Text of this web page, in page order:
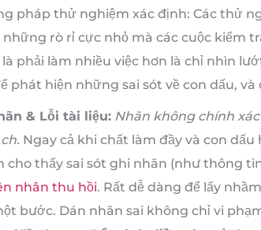
pháp thử nghiệm xác định: Các thử
rò rỉ cực nhỏ mà các cuộc kiểm
phải làm nhiều việc hơn là chỉ nhìn
phát hiện những sai sót về con dấu,
& Lỗi tài liệu: Nhãn không chính
Ngay cả khi chất làm đầy và con
cho thấy sai sót ghi nhãn (như thông
nhân thu hồi. Rất dễ dàng để lấy
bước. Dán nhãn sai không chỉ vi